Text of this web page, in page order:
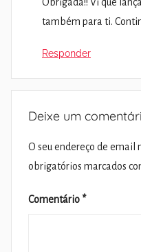
Obrigada!! Vi que
também para ti.
Responder
Deixe um
O seu endereço de email
obrigatórios marcados
Comentário *